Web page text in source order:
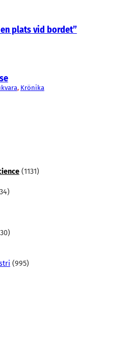
plats vid bordet”
, Krönika
(1131)
(995)